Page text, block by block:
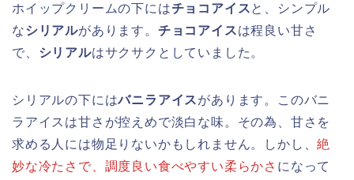
ホイップクリームの下にはチョコアイスと、シンプル
なシリアルがあります。 チョコアイスは程良い甘さ
で、 シリアルはサクサクとしていました。
シリアルの下にはバニラアイスがあります。このバニ
ラアイスは甘さが控えめで淡白な味。その為、甘さを
求める人には物足りないかもしれません。しかし、絶
妙な冷たさで、調度良い食べやすい柔らかさ になって